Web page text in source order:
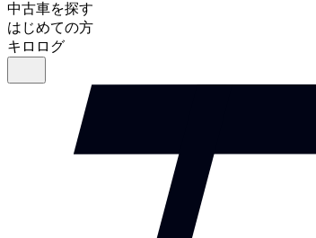
中古車を探す
はじめての方
キロログ